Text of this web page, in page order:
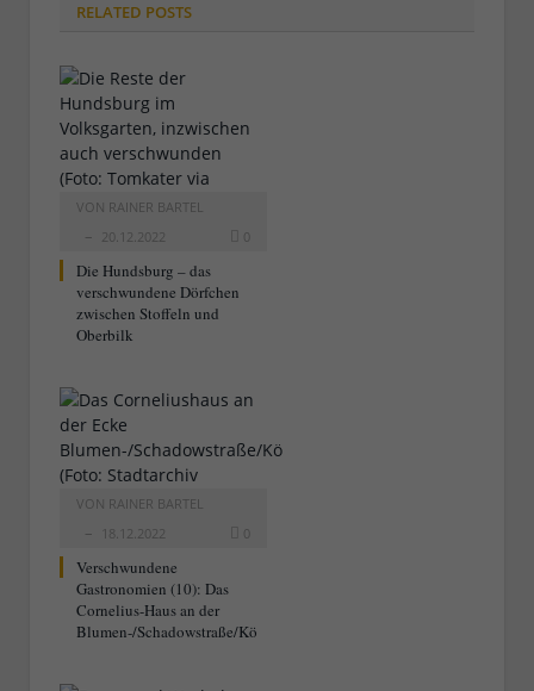
RELATED POSTS
VON RAINER BARTEL
20.12.2022
0
Die Hundsburg – das
verschwundene Dörfchen
zwischen Stoffeln und
Oberbilk
VON RAINER BARTEL
18.12.2022
0
Verschwundene
Gastronomien (10): Das
Cornelius-Haus an der
Blumen-/Schadowstraße/Kö